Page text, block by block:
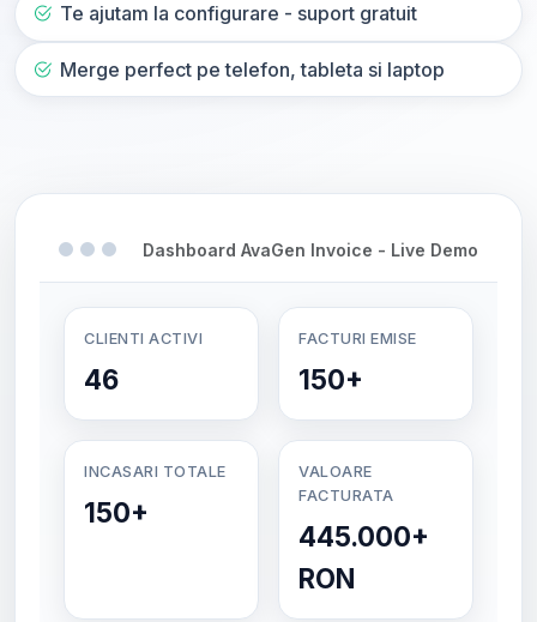
Te ajutam la configurare - suport gratuit
Merge perfect pe telefon, tableta si laptop
Dashboard AvaGen Invoice - Live Demo
CLIENTI ACTIVI
46
FACTURI EMISE
150+
INCASARI TOTALE
150+
VALOARE
FACTURATA
445.000+
RON